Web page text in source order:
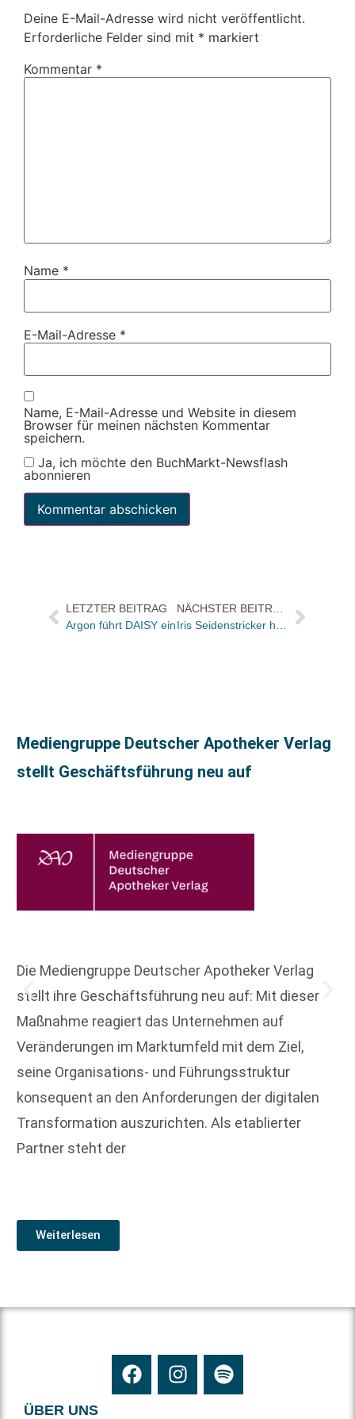
Deine E-Mail-Adresse wird nicht veröffentlicht.
Erforderliche Felder sind mit * markiert
Kommentar *
Name *
E-Mail-Adresse *
Name, E-Mail-Adresse und Website in diesem
Browser für meinen nächsten Kommentar
speichern.
Ja, ich möchte den BuchMarkt-Newsflash
abonnieren
LETZTER BEITRAG
Argon führt DAISY ein
NÄCHSTER BEITRAG
Iris Seidenstricker hat Presse- und Öffentlichkeitsarbeit beim Ravensburger Buchverlag übernommen
Mediengruppe Deutscher Apotheker Verlag
stellt Geschäftsführung neu auf
Die Mediengruppe Deutscher Apotheker Verlag
stellt ihre Geschäftsführung neu auf: Mit dieser
Maßnahme reagiert das Unternehmen auf
Veränderungen im Marktumfeld mit dem Ziel,
seine Organisations- und Führungsstruktur
konsequent an den Anforderungen der digitalen
Transformation auszurichten. Als etablierter
Partner steht der
Weiterlesen
ÜBER UNS